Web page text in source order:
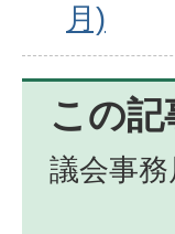
月)
この
議会事務